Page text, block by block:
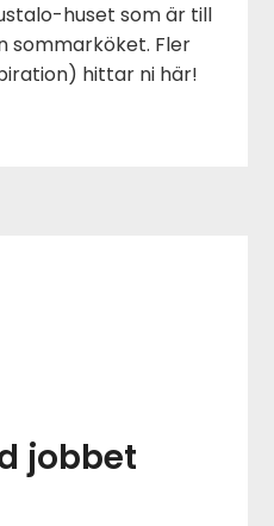
huset som är till
sommarköket. Fler
hittar ni här!
jobbet